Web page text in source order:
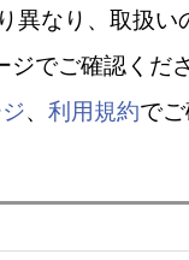
なり、取扱い
でご確認くだ
、 利用規約で